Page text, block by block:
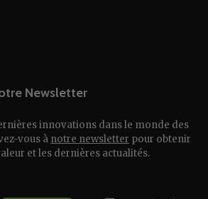
Newsletter
innovations dans le monde des
vous à notre newsletter pour obtenir
et les dernières actualités.